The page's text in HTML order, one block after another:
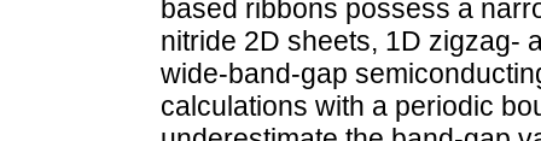
based ribbons possess a
nitride 2D sheets, 1D zigzag-
wide-band-gap
calculations with a periodic